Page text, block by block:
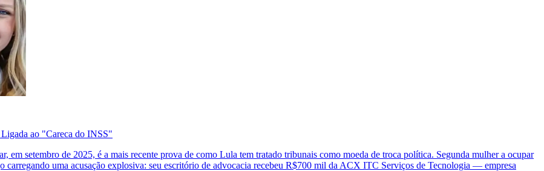
ao "Careca do INSS"
em setembro de 2025, é a mais recente prova de como Lula tem tratado tribunais como moeda de troca política. Segunda mulher a ocupar
carregando uma acusação explosiva: seu escritório de advocacia recebeu R$700 mil da ACX ITC Serviços de Tecnologia — empresa